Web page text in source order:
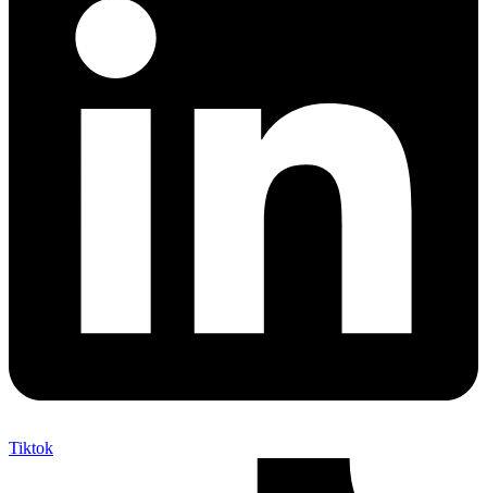
Tiktok